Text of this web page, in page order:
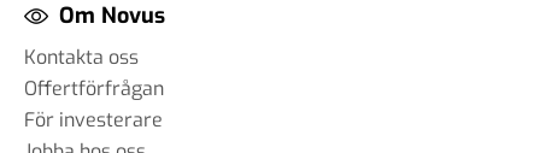
Om Novus
Kontakta oss
Offertförfrågan
För investerare